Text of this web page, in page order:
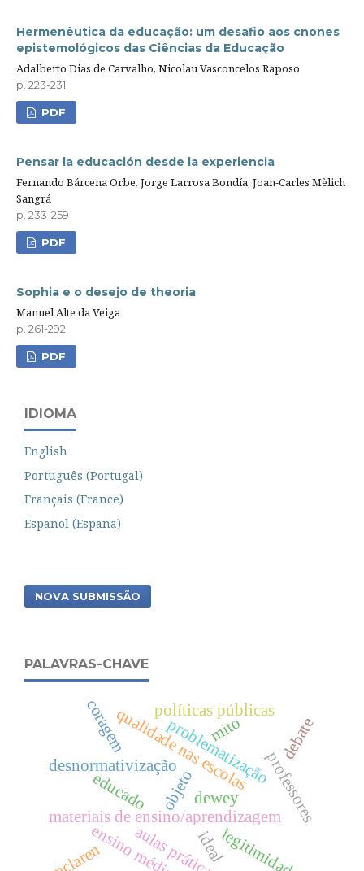
Hermenêutica da educação: um desafio aos cnones
epistemológicos das Ciências da Educação
Adalberto Dias de Carvalho, Nicolau Vasconcelos Raposo
p. 223-231
PDF
Pensar la educación desde la experiencia
Fernando Bárcena Orbe, Jorge Larrosa Bondía, Joan-Carles Mèlich
Sangrá
p. 233-259
PDF
Sophia e o desejo de theoria
Manuel Alte da Veiga
p. 261-292
PDF
IDIOMA
English
Português (Portugal)
Français (France)
Español (España)
NOVA SUBMISSÃO
PALAVRAS-CHAVE
qualidade nas escolas
educado
materiais de ensino/aprendizagem
desnormativização
objeto
problematização
legitimidade
políticas públicas
ideal
mito
professores
ensino médio
mclaren
coragem
aulas práticas
debate
dewey